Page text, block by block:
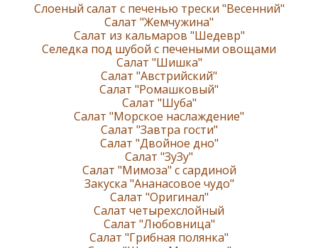
Слоеный салат с печенью трески "Весенний"
Салат "Жемчужина"
Салат из кальмаров "Шедевр"
Селедка под шубой с печеными овощами
Cалат "Шишка"
Салат "Австрийский"
Салат "Ромашковый"
Салат "Шуба"
Салат "Морское наслаждение"
Салат "Завтра гости"
Салат "Двойное дно"
Салат "ЗуЗу"
Салат "Мимоза" с сардиной
Закуска "Ананасовое чудо"
Салат "Оригинал"
Салат четырехслойный
Салат "Любовница"
Салат "Грибная полянка"